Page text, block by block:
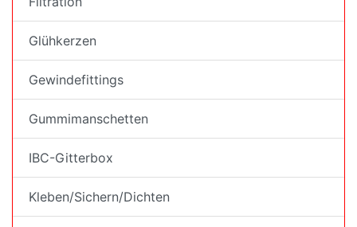
Glühkerzen
Gewindefittings
Gummimanschetten
IBC-Gitterbox
Kleben/Sichern/Dichten